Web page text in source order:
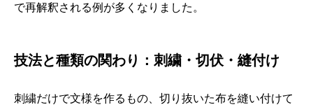
で再解釈される例が多くなりました。
技法と種類の関わり：刺繍・切伏・縫付け
刺繍だけで文様を作るもの、切り抜いた布を縫い付けて